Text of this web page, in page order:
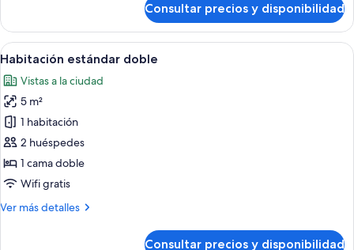
fumadores,
vistas
al
patio
básica
doble,
no
vistas
al
patio
Consultar precios y disponibilidad
Abrir
todas
las
fotos
de
Habitación
estándar
doble
Un dormitorio con una cama, un
2
Habitación estándar doble
Vistas a la ciudad
5 m²
1 habitación
2 huéspedes
1 cama doble
Wifi gratis
Ver más detalles
Más
Consultar precios y disponibilidad